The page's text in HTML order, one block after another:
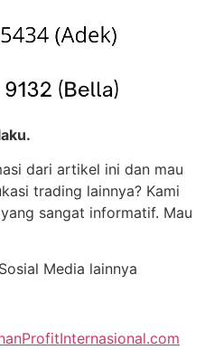
dari artikel ini dan mau
trading lainnya? Kami
sangat informatif. Mau
Media lainnya